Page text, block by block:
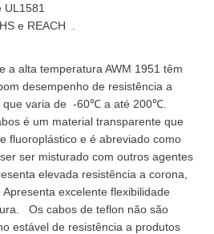
UL1581
e REACH .
a alta temperatura AWM 1951 têm
desempenho de resistência a
que varia de -60℃ a até 200℃.
é um material transparente que
fluoroplástico e é abreviado como
ser misturado com outros agentes
elevada resistência a corona,
excelente flexibilidade
Os cabos de teflon não são
estável de resistência a produtos